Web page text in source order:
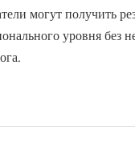
могут получить
уровня без